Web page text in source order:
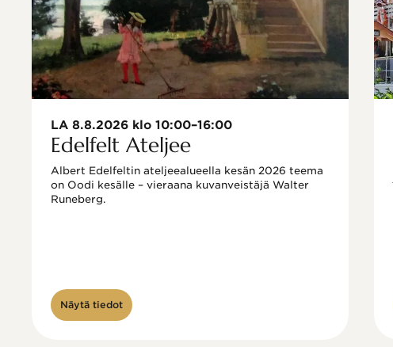
LA 8.8.2026 klo 10:00–16:00
Edelfelt Ateljee
Albert Edelfeltin ateljeealueella kesän 2026 teema
on Oodi kesälle – vieraana kuvanveistäjä Walter
Näytä tiedot